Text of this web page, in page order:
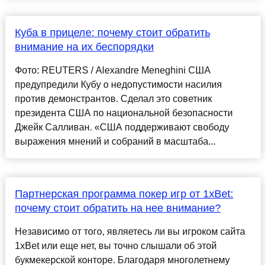
Куба в прицеле: почему стоит обратить
внимание на их беспорядки
Фото: REUTERS / Alexandre Meneghini США
предупредили Кубу о недопустимости насилия
против демонстрантов. Сделал это советник
президента США по национальной безопасности
Джейк Салливан. «США поддерживают свободу
выражения мнений и собраний в масштаба...
Партнерская программа покер игр от 1xBet:
почему стоит обратить на нее внимание?
Независимо от того, являетесь ли вы игроком сайта
1xBet или еще нет, вы точно слышали об этой
букмекерской конторе. Благодаря многолетнему